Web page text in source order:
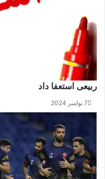
ربیعی استعفا داد
7 نوامبر 2024